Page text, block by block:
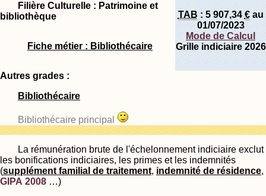
Filière Culturelle : Patrimoine et
bibliothèque
Fiche métier : Bibliothécaire
TAB : 5 907,34 €au
01/07/2023
Mode de Calcul
Grille indiciaire 2026
Autres grades :
Bibliothécaire
Bibliothécaire principal
La rémunération brute de l'échelonnement indiciaire exclut
les bonifications indiciaires, les primes et les indemnités
(supplément familial de traitement, indemnité de résidence,
GIPA 2008 …)